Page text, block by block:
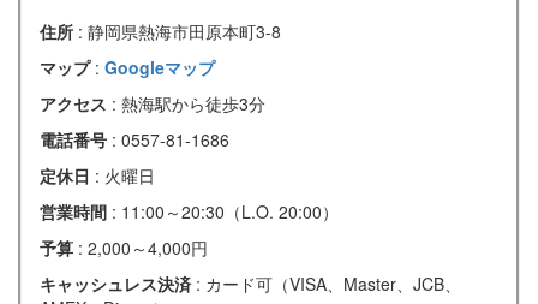
住所 : 静岡県熱海市田原本町3-8
マップ : Googleマップ
アクセス : 熱海駅から徒歩3分
電話番号 : 0557-81-1686
定休日 : 火曜日
営業時間 : 11:00～20:30（L.O. 20:00）
予算 : 2,000～4,000円
キャッシュレス決済 : カード可（VISA、Master、JCB、